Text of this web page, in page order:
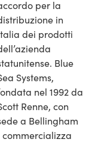
per la
in
dei prodotti
Blue
Systems,
nel 1992 da
Renne, con
a Bellingham
commercializza